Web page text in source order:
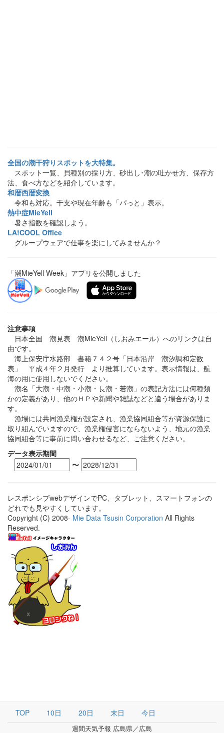
全国の潮干狩りスポットを大特集。
スポット一覧、貝種別の採り方、砂出し･潮の吐かせ方、保存方
法、食べ方などを紹介しています。
和暦西暦変換
令和も対応。干支や現在年齢も「パっと」表示。
熱中症MieYell
暑さ指数を確認しよう。
LA!COOL Office
グループウェアで仕事を楽にしてみませんか？
「潮MieYell Week」アプリを公開しました
注意事項
日本全国 潮見表 潮MieYell（しおみエール）へのリンクは自
由です。
海上保安庁水路部 書籍７４２号「日本沿岸 潮汐調和定数
表」 平成４年２月発行 より推算しています。表示情報は、航
海の用に使用しないでください。
潮名「大潮・中潮・小潮・長潮・若潮」の表記方法には何種類
かの定義があり、他のＨＰや新聞や雑誌などと違う場合がありま
す。
漁場には共同漁業権が設定され、漁業協同組合等が資源保護に
取り組んでいますので、漁業権侵害にならないよう、地元の漁業
協同組合等に事前に問い合わせるなど、ご注意ください。
データ表示期間
〜
レスポンシブwebデザインでPC、タブレット、スマートフォンの
どれでも見やすくしています。
Copyright (C) 2008- Mie Data Tsusin Corporation All Rights
Reserved.
TOP 10日 20日 末日 今日
週間天気予報 広島県／広島